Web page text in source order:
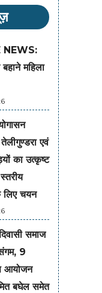
NEWS:
महिला
एवं
का उत्कृष्ट
लिए चयन
समाज
9
आयोजन
बघेल समेत